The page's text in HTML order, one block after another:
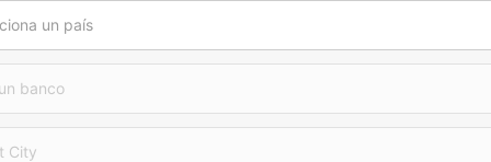
un país
banco
City